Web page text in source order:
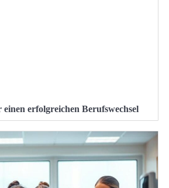
erfolgreichen Berufswechsel